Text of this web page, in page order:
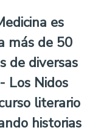
es
más de 50
de diversas
Los Nidos
literario
historias